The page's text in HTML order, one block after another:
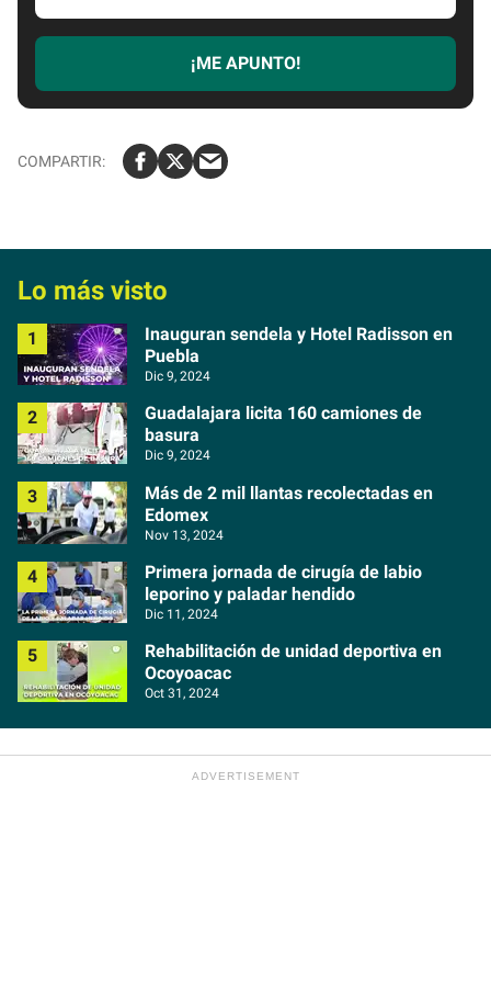
c
r
t
i
¡ME APUNTO!
Lo más visto
Inauguran sendela y Hotel Radisson en
Puebla
Dic 9, 2024
Guadalajara licita 160 camiones de
basura
Dic 9, 2024
Más de 2 mil llantas recolectadas en
Edomex
Nov 13, 2024
Primera jornada de cirugía de labio
leporino y paladar hendido
Dic 11, 2024
Rehabilitación de unidad deportiva en
Ocoyoacac
Oct 31, 2024